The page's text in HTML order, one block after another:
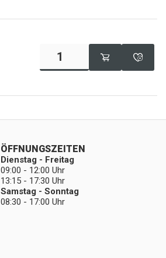
ÖFFNUNGSZEITEN
Dienstag - Freitag
09:00 - 12:00 Uhr
13:15 - 17:30 Uhr
Samstag - Sonntag
08:30 - 17:00 Uhr